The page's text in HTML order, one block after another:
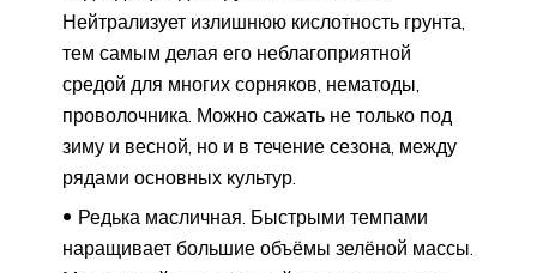
Нейтрализует излишнюю кислотность грунта,
тем самым делая его неблагоприятной
средой для многих сорняков, нематоды,
проволочника. Можно сажать не только под
зиму и весной, но и в течение сезона, между
рядами основных культур.
Редька масличная. Быстрыми темпами
наращивает большие объёмы зелёной массы.